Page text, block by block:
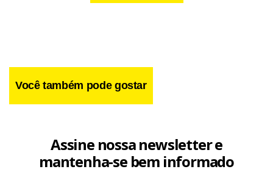
Você também pode gostar
Assine nossa newsletter e
mantenha-se bem informado